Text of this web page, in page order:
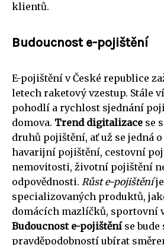
klientů.
Budoucnost e-pojištění
E-pojištění v České republice
letech raketový vzestup. Stále
pohodlí a rychlost sjednání
domova. Trend digitalizace se
druhů pojištění, ať už se jedná
havarijní pojištění, cestovní
nemovitosti, životní pojištění
odpovědnosti. Růst e-pojištění
specializovaných produktů,
domácích mazlíčků, sportovní
Budoucnost e-pojištění se bude
pravděpodobností ubírat